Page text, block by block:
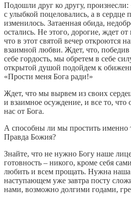
Подошли друг ко другу,
с улыбкой поцеловались, а в сердце
изменилось. Затаенная обида,
остались. Не этого, дорогие, ждет
что в этот святой вечер откроются
взаимной любви. Ждет, что,
себе гордость, мы обретем в себе
открытой душой подойдем к
«Прости меня Бога ради!»
Ждет, что мы вырвем из своих
и взаимное осуждение, и все то, что
нас от Бога.
А способны ли мы простить именно
Правда Божия?
Знайте, что не нужно Богу наше
готовность – никого, кроме себя
любить и всем прощать. Нужна
наступающем уже завтра посту
нами, возможно долгими годами,